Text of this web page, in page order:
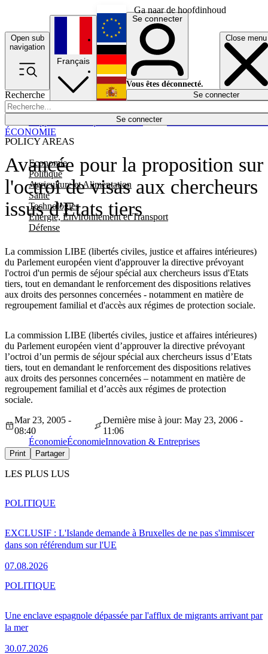
Ga naar de hoofdinhoud
Open sub
navigation
Close menu
Recherche
Se connecter
POLICY AREAS
Economie
Politique
Agriculture et Alimentation
Santé
Technologies
Energie, Environnement et Transport
Défense
Économie
Français
English
Deutsch
Español
Se connecter
Vous êtes déconnecté.
Se connecter
Avancée pour la proposition sur
l'octroi de visas aux chercheurs
issus d'Etats tiers
La commission LIBE (libertés civiles, justice et affaires intérieures)
du Parlement européen vient d'approuver la directive prévoyant
l'octroi d'un permis de séjour spécial aux chercheurs issus d'Etats
tiers, tout en demandant le renforcement des dispositions relatives
aux droits des personnes concernées - notamment en matière de
regroupement familial et d'accès aux régimes de protection sociale.
ÉCONOMIE
La commission LIBE (libertés civiles, justice et affaires intérieures)
du Parlement européen vient d’approuver la directive prévoyant
l’octroi d’un permis de séjour spécial aux chercheurs issus d’Etats
tiers, tout en demandant le renforcement des dispositions relatives
aux droits des personnes concernées – notamment en matière de
regroupement familial et d’accès aux régimes de protection
sociale.
Mar 23, 2005 -
08:40
Dernière mise à jour: May 23, 2006 -
11:06
ÉconomieÉconomieInnovation & Entreprises
Print Partager
LES PLUS LUS
EXCLUSIF : L'Islande demande à Bruxelles de ne pas s'immiscer
dans son référendum sur l'UE
07.08.2026
POLITIQUE
Une enclave espagnole dépassée par l'afflux de migrants arrivant par
la mer
30.07.2026
POLITIQUE